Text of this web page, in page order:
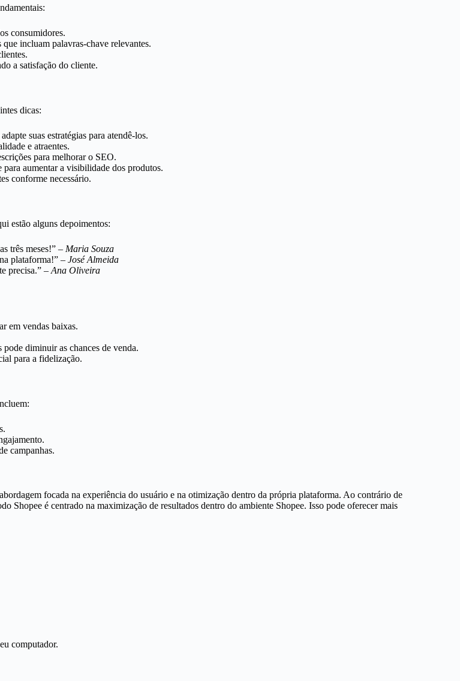
consumidores.
incluam palavras-chave relevantes.
a satisfação do cliente.
dicas:
suas estratégias para atendê-los.
e atraentes.
para melhorar o SEO.
aumentar a visibilidade dos produtos.
conforme necessário.
estão alguns depoimentos:
três meses!” – Maria Souza
plataforma!” –José Almeida
precisa.” –Ana Oliveira
em vendas baixas.
diminuir as chances de venda.
para a fidelização.
campanhas.
focada na experiência do usuário e na otimização dentro da própria plataforma. Ao contrário de
Shopee é centrado na maximização de resultados dentro do ambiente Shopee. Isso pode oferecer mais
computador.